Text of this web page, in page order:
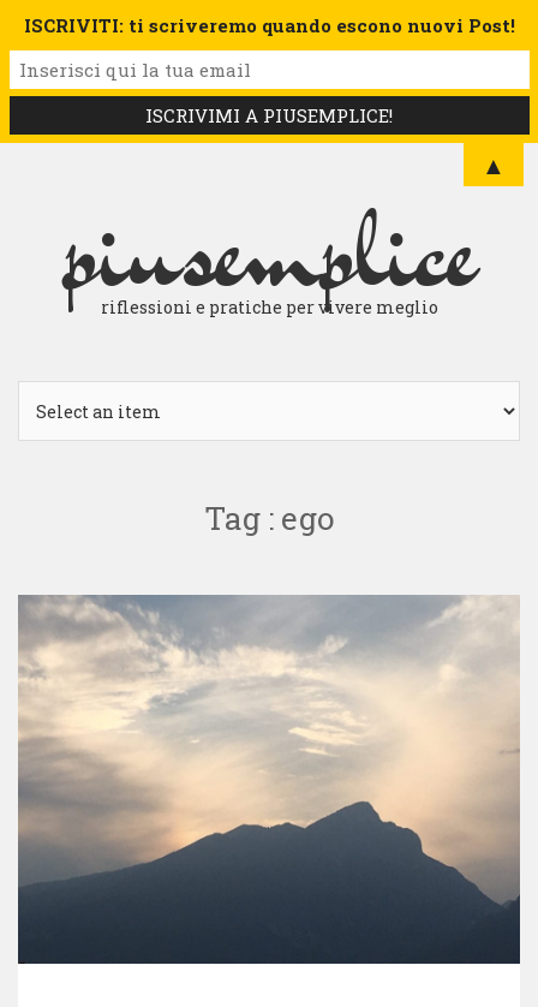
piusemplice
riflessioni e pratiche per vivere meglio
Tag : ego
ISCRIVITI: ti scriveremo quando escono nuovi Post!
▲